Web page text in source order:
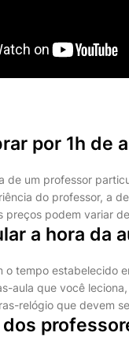
por 1h de
de um professor
do professor, a
preços podem variar
a hora da
o tempo estabelecido
aula que você
relógio que devem